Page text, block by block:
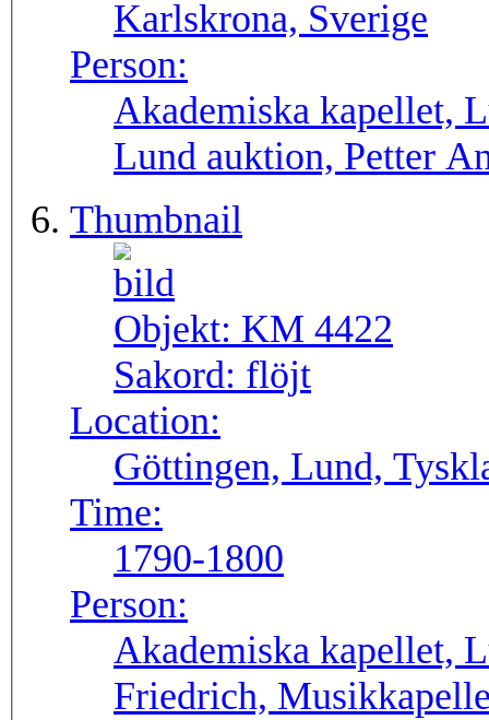
Karlskrona, Sverige
Person:
Akademiska kapellet,
Lund auktion, Petter
Thumbnail
Objekt: KM 4422
Sakord: flöjt
Location:
Göttingen, Lund,
Time:
1790-1800
Person:
Akademiska kapellet,
Friedrich,